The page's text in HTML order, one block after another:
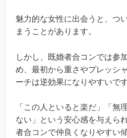
魅力的な女性に出会うと、つ
まうことがあります。
しかし、既婚者合コンでは参
め、最初から重さやプレッシ
ーチは逆効果になりやすいです
「この人といると楽だ」「無
ない」という安心感を与えら
者合コンで仲良くなりやすい